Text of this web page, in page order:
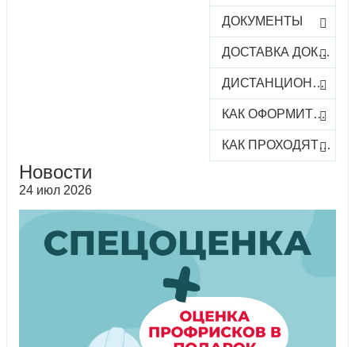
ДОКУМЕНТЫ
ДОСТАВКА ДОКУМЕНТОВ
ДИСТАНЦИОННОЕ ОБУЧЕНИЕ
КАК ОФОРМИТЬ ЗАКАЗ КУРСА
КАК ПРОХОДЯТ ОНЛАЙН-КУРСЫ
Новости
24 июл 2026